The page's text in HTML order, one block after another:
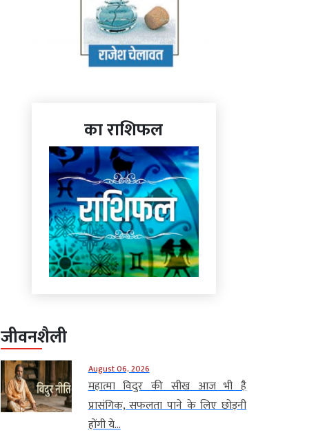
का राशिफल
जीवनशैली
August 06, 2026
महात्मा विदुर की सीख आज भी है
प्रासंगिक, सफलता पाने के लिए छोड़नी
होंगी ये...